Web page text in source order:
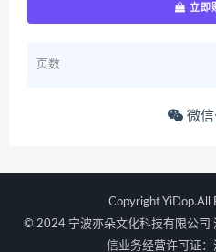
立即
页数
微信
Copyright YiDop.All
© 2024 宁波亦朵文化科技有限公司
信业务经营许可证